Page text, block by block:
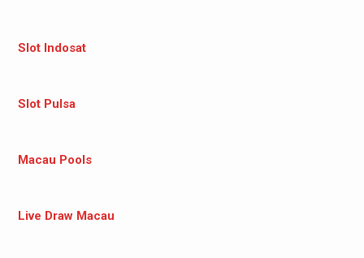
Slot Indosat
Slot Pulsa
Macau Pools
Live Draw Macau